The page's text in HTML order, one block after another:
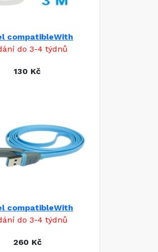
compatibleWith
do 3-4 týdnů
130 Kč
compatibleWith
do 3-4 týdnů
260 Kč